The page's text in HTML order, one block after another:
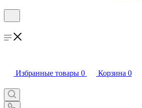
Избранные товары 0 Корзина 0